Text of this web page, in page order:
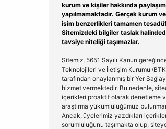
kurum ve kişiler hakkında paylaşım
yapılmamaktadır. Gerçek kurum
isim benzerlikleri tamamen
Sitemizdeki bilgiler taslak
tavsiye niteliği taşımazlar.
Sitemiz, 5651 Sayılı Kanun
Teknolojileri ve İletişim Kurumu
tarafından onaylanmış bir Yer
hizmet vermektedir. Bu nedenle,
içerikleri proaktif olarak denetleme
araştırma yükümlülüğümüz
Ancak, üyelerimiz yazdıkları
sorumluluğunu taşımakta olup,